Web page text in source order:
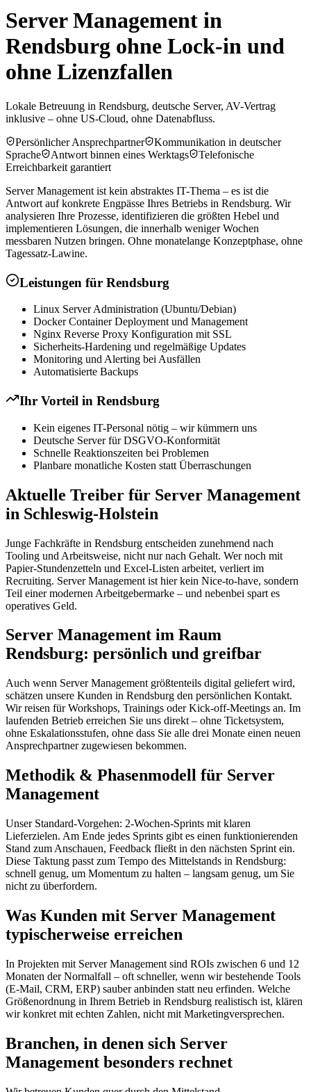
Server Management in
Rendsburg ohne Lock-in und
ohne Lizenzfallen
Lokale Betreuung in Rendsburg, deutsche Server, AV-Vertrag
inklusive – ohne US-Cloud, ohne Datenabfluss.
Persönlicher Ansprechpartner
Kommunikation in deutscher
Sprache
Antwort binnen eines Werktags
Telefonische
Erreichbarkeit garantiert
Server Management ist kein abstraktes IT-Thema – es ist die
Antwort auf konkrete Engpässe Ihres Betriebs in Rendsburg. Wir
analysieren Ihre Prozesse, identifizieren die größten Hebel und
implementieren Lösungen, die innerhalb weniger Wochen
messbaren Nutzen bringen. Ohne monatelange Konzeptphase, ohne
Tagessatz-Lawine.
Leistungen für Rendsburg
Linux Server Administration (Ubuntu/Debian)
Docker Container Deployment und Management
Nginx Reverse Proxy Konfiguration mit SSL
Sicherheits-Hardening und regelmäßige Updates
Monitoring und Alerting bei Ausfällen
Automatisierte Backups
Ihr Vorteil in Rendsburg
Kein eigenes IT-Personal nötig – wir kümmern uns
Deutsche Server für DSGVO-Konformität
Schnelle Reaktionszeiten bei Problemen
Planbare monatliche Kosten statt Überraschungen
Aktuelle Treiber für Server Management
in Schleswig-Holstein
Junge Fachkräfte in Rendsburg entscheiden zunehmend nach
Tooling und Arbeitsweise, nicht nur nach Gehalt. Wer noch mit
Papier-Stundenzetteln und Excel-Listen arbeitet, verliert im
Recruiting. Server Management ist hier kein Nice-to-have, sondern
Teil einer modernen Arbeitgebermarke – und nebenbei spart es
operatives Geld.
Server Management im Raum
Rendsburg: persönlich und greifbar
Auch wenn Server Management größtenteils digital geliefert wird,
schätzen unsere Kunden in Rendsburg den persönlichen Kontakt.
Wir reisen für Workshops, Trainings oder Kick-off-Meetings an. Im
laufenden Betrieb erreichen Sie uns direkt – ohne Ticketsystem,
ohne Eskalationsstufen, ohne dass Sie alle drei Monate einen neuen
Ansprechpartner zugewiesen bekommen.
Methodik & Phasenmodell für Server
Management
Unser Standard-Vorgehen: 2-Wochen-Sprints mit klaren
Lieferzielen. Am Ende jedes Sprints gibt es einen funktionierenden
Stand zum Anschauen, Feedback fließt in den nächsten Sprint ein.
Diese Taktung passt zum Tempo des Mittelstands in Rendsburg:
schnell genug, um Momentum zu halten – langsam genug, um Sie
nicht zu überfordern.
Was Kunden mit Server Management
typischerweise erreichen
In Projekten mit Server Management sind ROIs zwischen 6 und 12
Monaten der Normalfall – oft schneller, wenn wir bestehende Tools
(E-Mail, CRM, ERP) sauber anbinden statt neu erfinden. Welche
Größenordnung in Ihrem Betrieb in Rendsburg realistisch ist, klären
wir konkret mit echten Zahlen, nicht mit Marketingversprechen.
Branchen, in denen sich Server
Management besonders rechnet